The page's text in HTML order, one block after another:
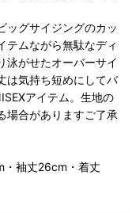
ッグサイジングのカッ
テムながら無駄なディ
泳がせたオーバーサイ
は気持ち短めにしてバ
アイテム。生地の
場合がありますご了承
丈26cm・着丈